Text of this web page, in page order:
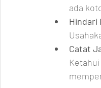
ada
Hindari
Catat